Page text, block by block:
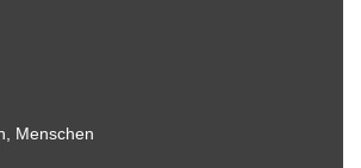
Menschen